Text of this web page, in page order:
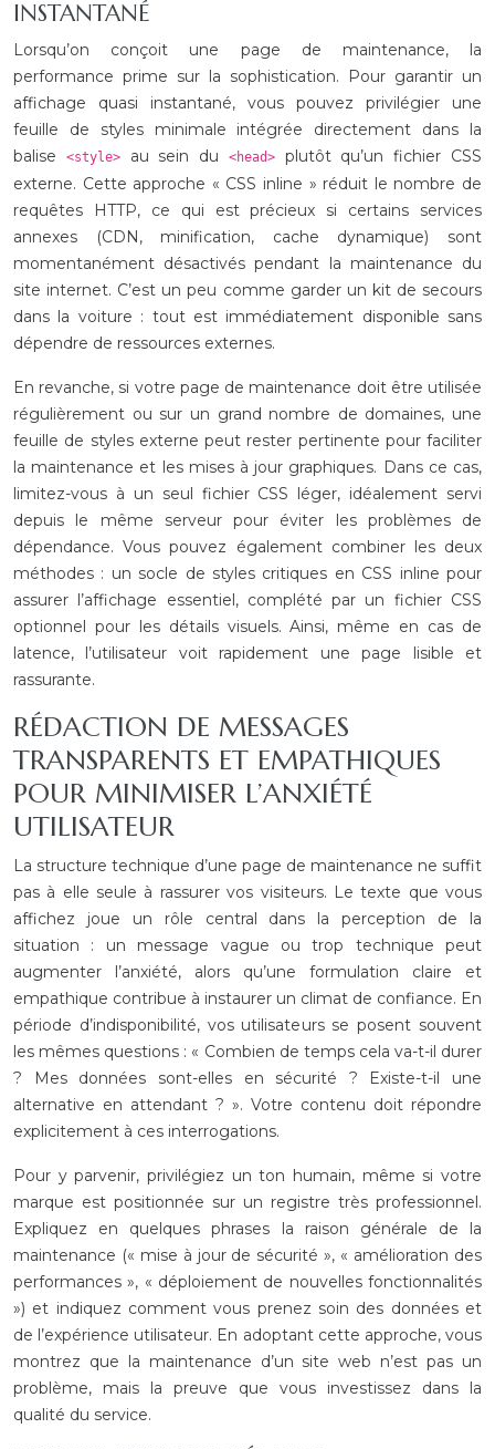
INSTANTANÉ
Lorsqu’on conçoit une page de maintenance, la
performance prime sur la sophistication. Pour garantir un
affichage quasi instantané, vous pouvez privilégier une
feuille de styles minimale intégrée directement dans la
balise
<style>au sein du <head>plutôt qu’un fichier CSS
externe. Cette approche « CSS inline » réduit le nombre de
requêtes HTTP, ce qui est précieux si certains services
annexes (CDN, minification, cache dynamique) sont
momentanément désactivés pendant la maintenance du
site internet. C’est un peu comme garder un kit de secours
dans la voiture : tout est immédiatement disponible sans
dépendre de ressources externes.
En revanche, si votre page de maintenance doit être utilisée
régulièrement ou sur un grand nombre de domaines, une
feuille de styles externe peut rester pertinente pour faciliter
la maintenance et les mises à jour graphiques. Dans ce cas,
limitez-vous à un seul fichier CSS léger, idéalement servi
depuis le même serveur pour éviter les problèmes de
dépendance. Vous pouvez également combiner les deux
méthodes : un socle de styles critiques en CSS inline pour
assurer l’affichage essentiel, complété par un fichier CSS
optionnel pour les détails visuels. Ainsi, même en cas de
latence, l’utilisateur voit rapidement une page lisible et
rassurante.
RÉDACTION DE MESSAGES
TRANSPARENTS ET EMPATHIQUES
POUR MINIMISER L’ANXIÉTÉ
UTILISATEUR
La structure technique d’une page de maintenance ne suffit
pas à elle seule à rassurer vos visiteurs. Le texte que vous
affichez joue un rôle central dans la perception de la
situation : un message vague ou trop technique peut
augmenter l’anxiété, alors qu’une formulation claire et
empathique contribue à instaurer un climat de confiance. En
période d’indisponibilité, vos utilisateurs se posent souvent
les mêmes questions : « Combien de temps cela va-t-il durer
? Mes données sont-elles en sécurité ? Existe-t-il une
alternative en attendant ? ». Votre contenu doit répondre
explicitement à ces interrogations.
Pour y parvenir, privilégiez un ton humain, même si votre
marque est positionnée sur un registre très professionnel.
Expliquez en quelques phrases la raison générale de la
maintenance (« mise à jour de sécurité », « amélioration des
performances », « déploiement de nouvelles fonctionnalités
») et indiquez comment vous prenez soin des données et
de l’expérience utilisateur. En adoptant cette approche, vous
montrez que la maintenance d’un site web n’est pas un
problème, mais la preuve que vous investissez dans la
qualité du service.